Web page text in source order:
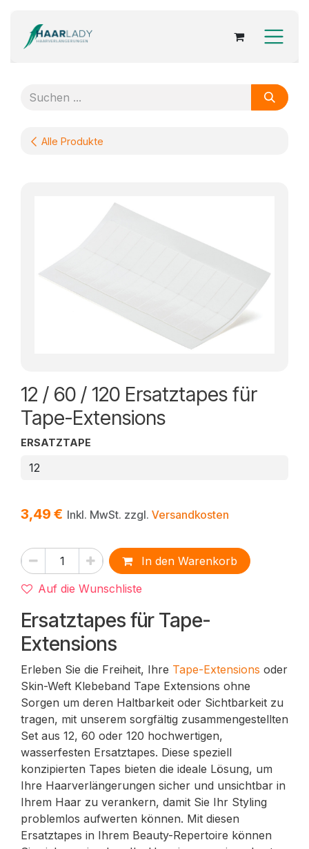
Alle Produkte
12 / 60 / 120 Ersatztapes für
Tape-Extensions
Ersatztapes für Tape-
Extensions
Erleben Sie die Freiheit, Ihre Tape-Extensions oder
Skin-Weft Klebeband Tape Extensions ohne
Sorgen um deren Haltbarkeit oder Sichtbarkeit zu
tragen, mit unserem sorgfältig zusammengestellten
Set aus 12, 60 oder 120 hochwertigen,
wasserfesten Ersatztapes. Diese speziell
konzipierten Tapes bieten die ideale Lösung, um
Ihre Haarverlängerungen sicher und unsichtbar in
Ihrem Haar zu verankern, damit Sie Ihr Styling
problemlos aufwerten können. Mit diesen
Ersatztapes in Ihrem Beauty-Repertoire können
3,49 € Inkl. MwSt. zzgl. Versandkosten
ERSATZTAPE
In den Warenkorb
Auf die Wunschliste